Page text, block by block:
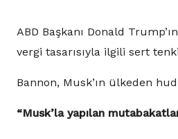
ABD Başkanı Donald
vergi tasarısıyla ilgili sert
Bannon, Musk’ın ülkeden
“Musk’la yapılan